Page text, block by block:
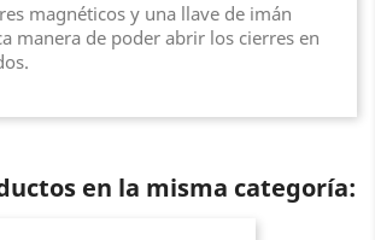
magnéticos y una llave de imán
manera de poder abrir los cierres en
en la misma categoría: